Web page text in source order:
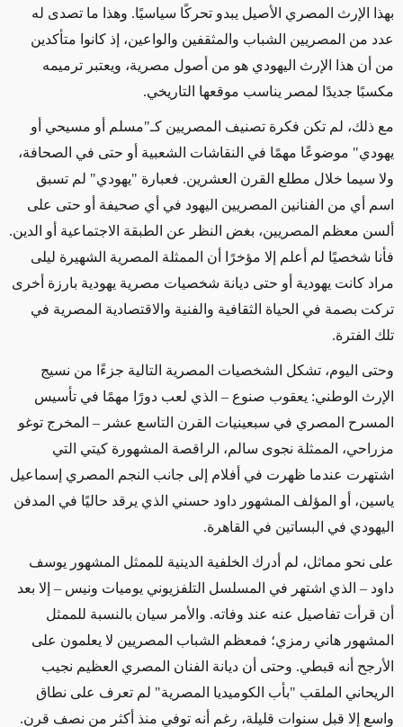
بهذا الإرث المصري الأصيل يبدو تحركًا سياسيًا. وهذا ما تصدى له
عدد من المصريين الشباب والمثقفين والواعين، إذ كانوا متأكدين
من أن هذا الإرث اليهودي هو من أصول مصرية، ويعتبر ترميمه
مكسبًا جديدًا لمصر يناسب موقعها التاريخي.
مع ذلك، لم تكن فكرة تصنيف المصريين كـ"مسلم أو مسيحي أو
يهودي" موضوعًا مهمًا في النقاشات الشعبية أو حتى في الصحافة،
ولا سيما خلال مطلع القرن العشرين. فعبارة "يهودي" لم تسبق
اسم أي من الفنانين المصريين اليهود في أي صحيفة أو حتى على
ألسن معظم المصريين، بغض النظر عن الطبقة الاجتماعية أو الدين.
فأنا شخصيًا لم أعلم إلا مؤخرًا أن الممثلة المصرية الشهيرة ليلى
مراد كانت يهودية أو حتى ديانة شخصيات مصرية يهودية بارزة أخرى
تركت بصمة في الحياة الثقافية والفنية والاقتصادية المصرية في
تلك الفترة.
وحتى اليوم، تشكل الشخصيات المصرية التالية جزءًا من نسيج
الإرث الوطني: يعقوب صنوع – الذي لعب دورًا مهمًا في تأسيس
المسرح المصري في سبعينيات القرن التاسع عشر – المخرج توغو
مزراحي، الممثلة نجوى سالم، الراقصة المشهورة كيتي التي
اشتهرت عندما ظهرت في أفلام إلى جانب النجم المصري إسماعيل
ياسين، أو المؤلف المشهور داود حسني الذي يرقد حاليًا في المدفن
اليهودي في البساتين في القاهرة.
على نحو مماثل، لم أدرك الخلفية الدينية للممثل المشهور يوسف
داود – الذي اشتهر في المسلسل التلفزيوني يوميات ونيس – إلا بعد
أن قرأت تفاصيل عنه عند وفاته. والأمر سيان بالنسبة للممثل
المشهور هاني رمزي؛ فمعظم الشباب المصريين لا يعلمون على
الأرجح أنه قبطي. وحتى أن ديانة الفنان المصري العظيم نجيب
الريحاني الملقب "بأب الكوميديا المصرية" لم تعرف على نطاق
واسع إلا قبل سنوات قليلة، رغم أنه توفي منذ أكثر من نصف قرن.